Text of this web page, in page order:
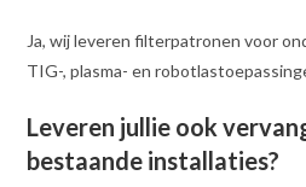
Ja, wij leveren filterpatronen voor
TIG-, plasma- en
Leveren jullie ook
bestaande installaties?